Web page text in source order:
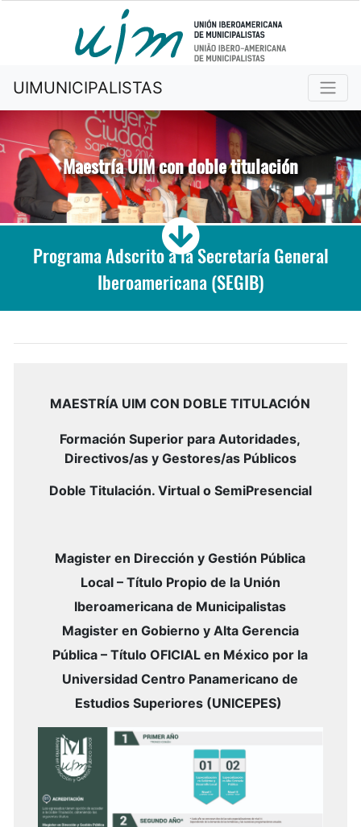
UIMUNICIPALISTAS
Maestría UIM con doble titulación
Programa Adscrito a la Secretaría General
Iberoamericana (SEGIB)
MAESTRÍA UIM CON DOBLE TITULACIÓN
Formación Superior para Autoridades,
Directivos/as y Gestores/as Públicos
Doble Titulación. Virtual o SemiPresencial
Magister en Dirección y Gestión Pública
Local – Título Propio de la Unión
Iberoamericana de Municipalistas
Magister en Gobierno y Alta Gerencia
Pública – Título OFICIAL en México por la
Universidad Centro Panamericano de
Estudios Superiores (UNICEPES)